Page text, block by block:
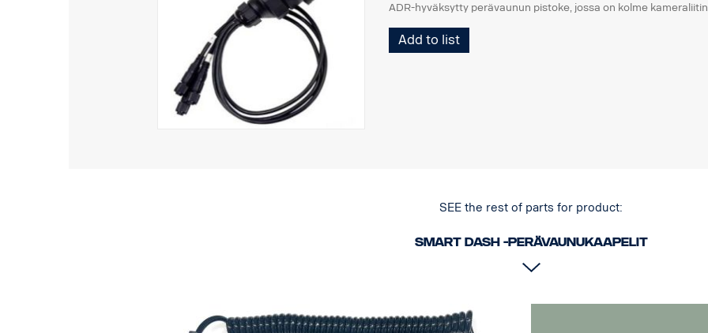
ADR-hyväksytty perävaunun pistoke, jossa on kolme
Add to list
SEE the rest of parts for product:
Smart Dash -perävaunukaapelit